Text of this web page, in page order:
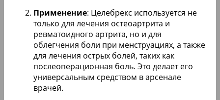
Применение: Целебрекс используется не
только для лечения остеоартрита и
ревматоидного артрита, но и для
облегчения боли при менструациях, а также
для лечения острых болей, таких как
послеоперационная боль. Это делает его
универсальным средством в арсенале
врачей.